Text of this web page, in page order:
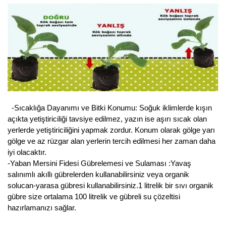
-Sıcaklığa Dayanımı ve Bitki Konumu: Soğuk iklimlerde kışın
açıkta yetiştiriciliği tavsiye edilmez, yazın ise aşırı sıcak olan
yerlerde yetiştiriciliğini yapmak zordur. Konum olarak gölge yarı
gölge ve az rüzgar alan yerlerin tercih edilmesi her zaman daha
iyi olacaktır.
-Yaban Mersini Fidesi Gübrelemesi ve Sulaması :Yavaş
salınımlı akıllı gübrelerden kullanabilirsiniz veya organik
solucan-yarasa gübresi kullanabilirsiniz.1 litrelik bir sıvı organik
gübre size ortalama 100 litrelik ve gübreli su çözeltisi
hazırlamanızı sağlar.